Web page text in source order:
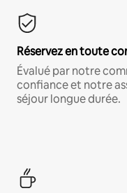
Réservez en toute
Évalué par notre
confiance et notre
séjour longue durée.